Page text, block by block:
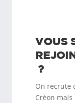
VOUS
?
On recrute
Créon mais